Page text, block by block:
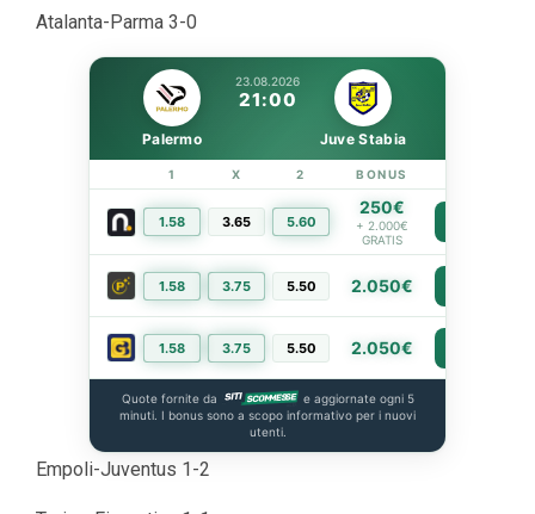
Atalanta-Parma 3-0
23.08.2026
21:00
Palermo Juve Stabia
1 X 2 BONUS
1.58 3.65 5.60
250€
+ 2.000€
GRATIS
1.58 3.75 5.50 2.050€
1.58 3.75 5.50 2.050€
Quote fornite da
e aggiornate ogni 5
minuti. I bonus sono a scopo informativo per i nuovi
utenti.
Empoli-Juventus 1-2